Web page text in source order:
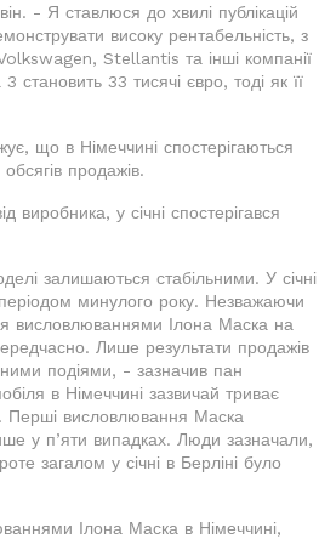
- Я ставлюся до хвилі публікацій
високу рентабельність, з
Stellantis та інші компанії
33 тисячі євро, тоді як її
що в Німеччині спостерігаються
продажів.
у січні спостерігався
залишаються стабільними. У січні
минулого року. Незважаючи
висловлюваннями Ілона Маска на
Лише результати продажів
подіями, - зазначив пан
в Німеччині зазвичай триває
Перші висловлювання Маска
у п’яти випадках. Люди зазначали,
загалом у січні в Берліні було
Ілона Маска в Німеччині,